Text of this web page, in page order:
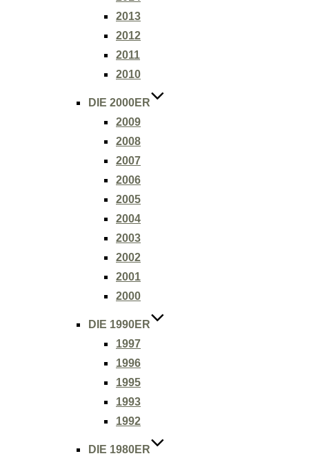
2013
2012
2011
2010
DIE 2000ER
2009
2008
2007
2006
2005
2004
2003
2002
2001
2000
DIE 1990ER
1997
1996
1995
1993
1992
DIE 1980ER